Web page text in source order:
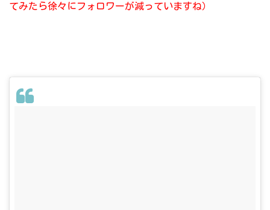
てみたら徐々にフォロワーが減っていますね）